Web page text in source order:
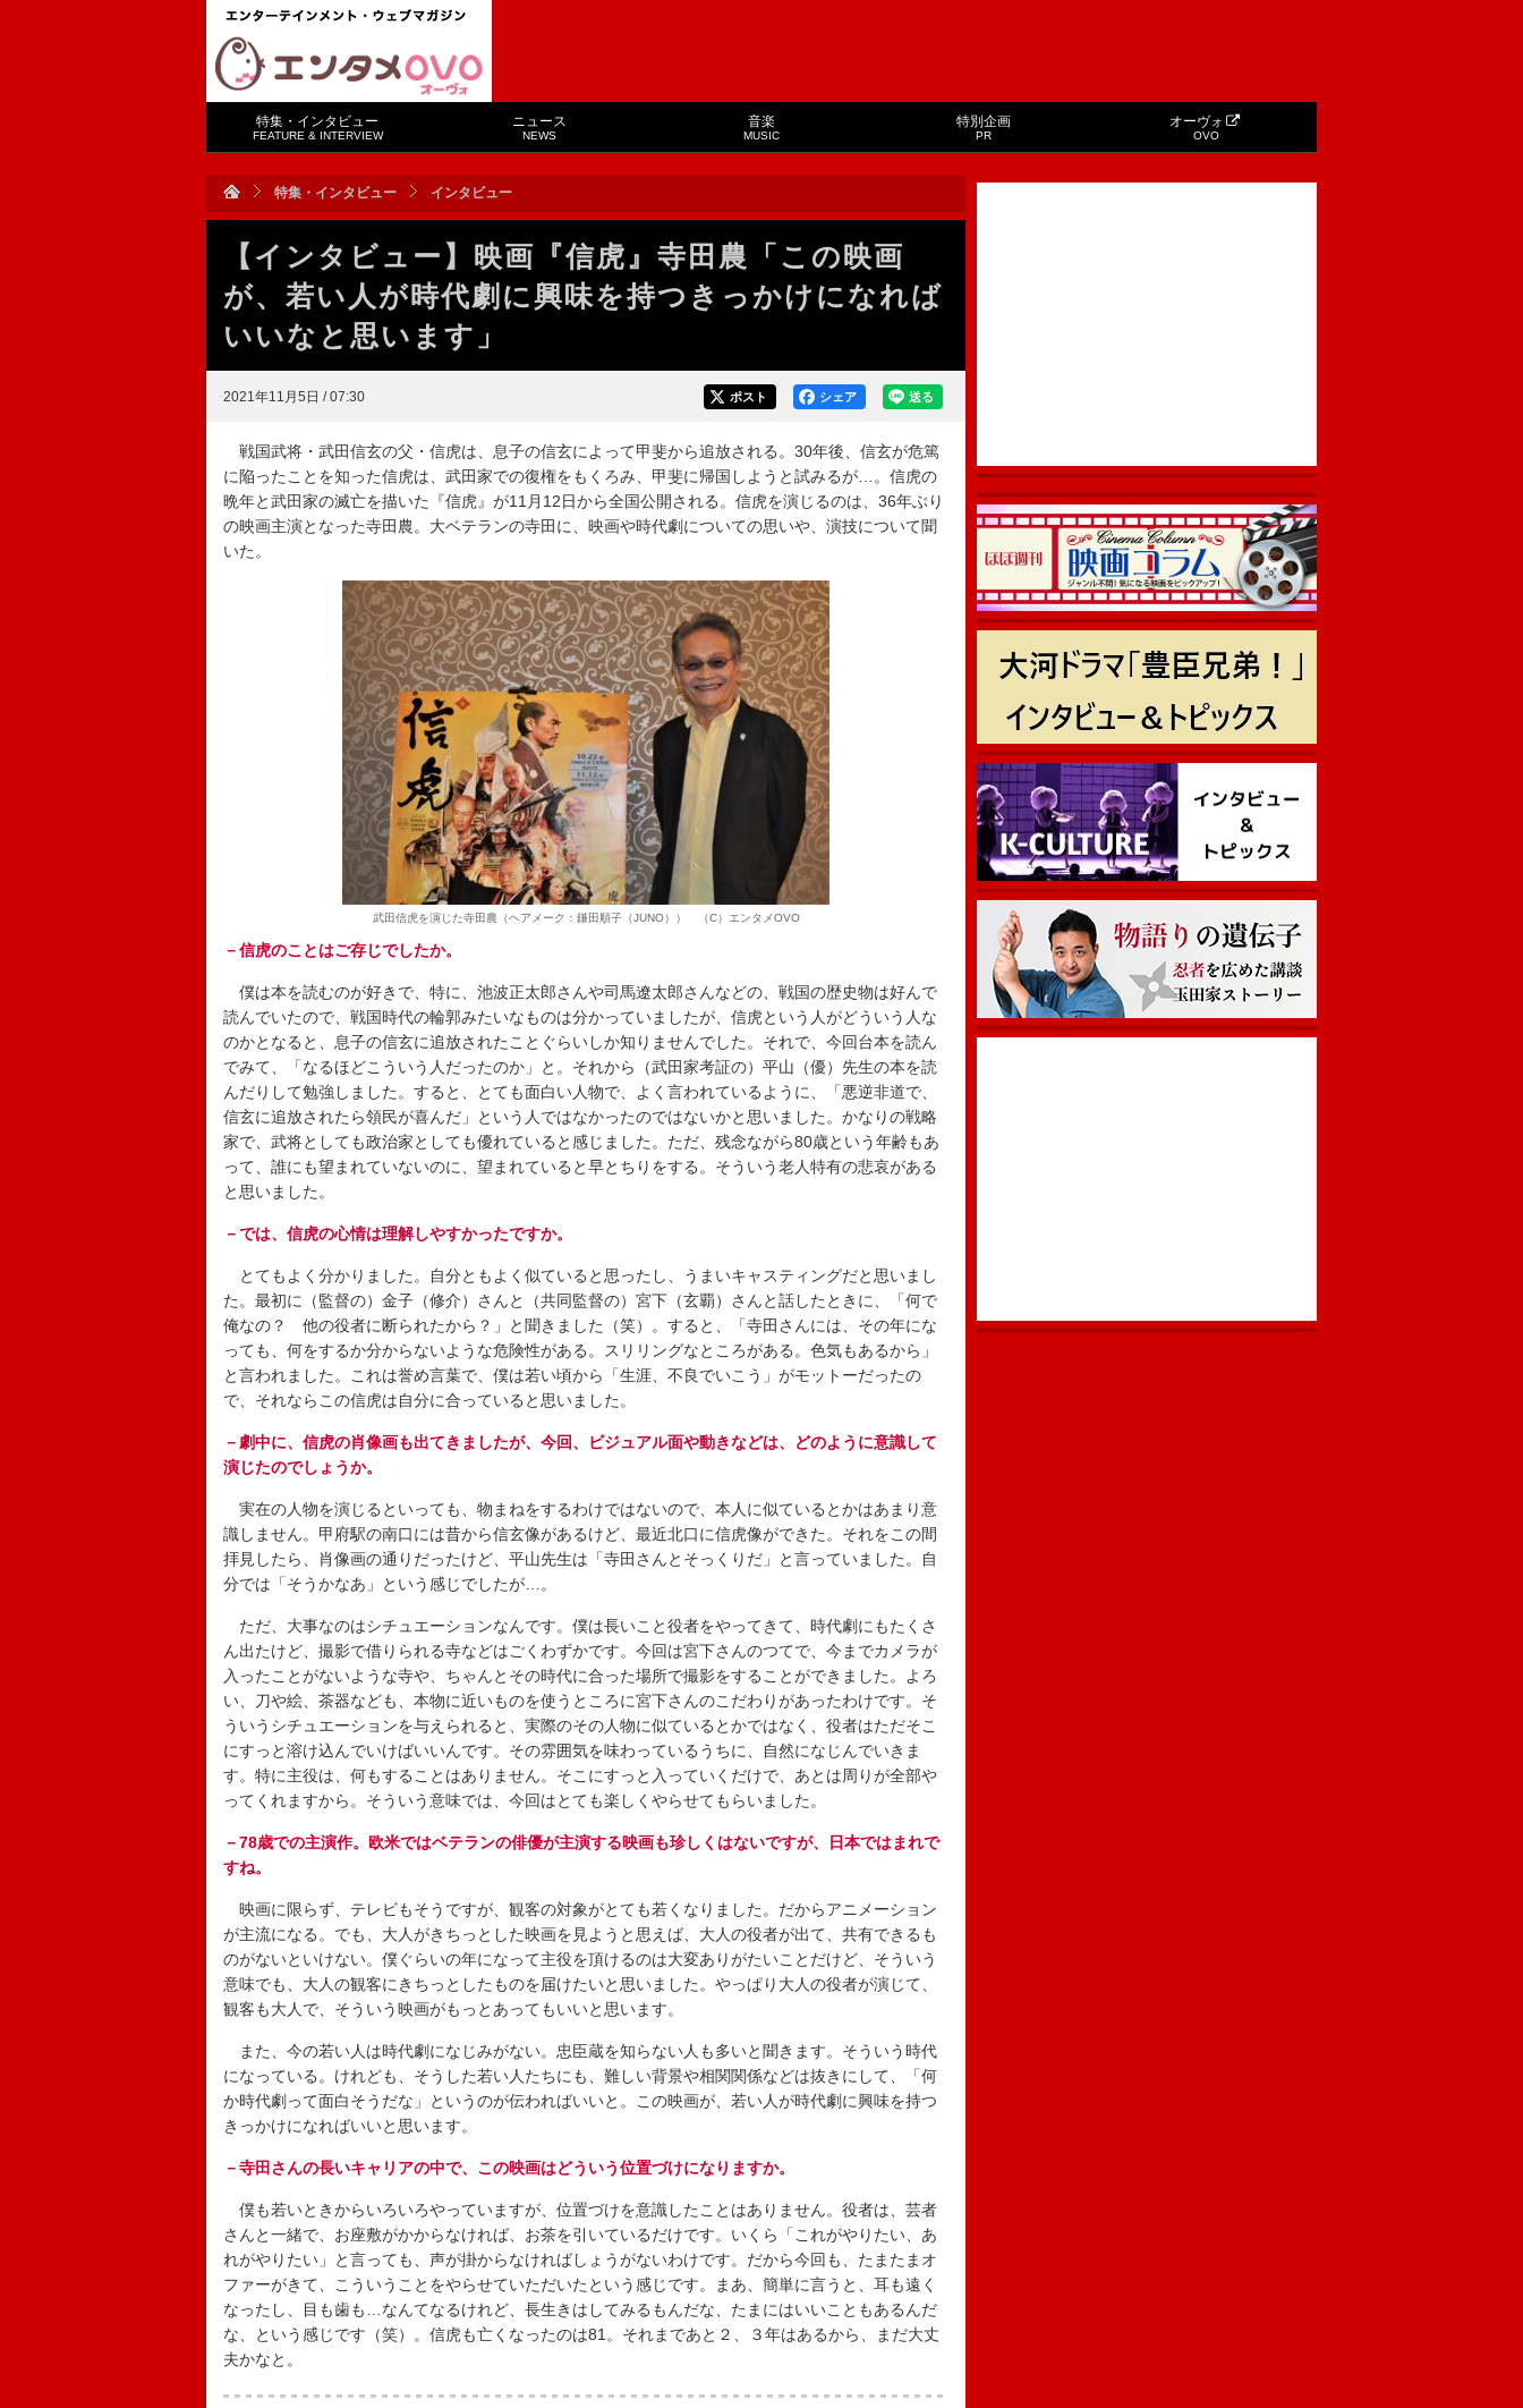
特集・インタビュー
FEATURE & INTERVIEW
ニュース
NEWS
音楽
MUSIC
特別企画
PR
オーヴォ
OVO
特集・インタビュー インタビュー
【インタビュー】映画『信虎』寺田農「この映画
が、若い人が時代劇に興味を持つきっかけになれば
いいなと思います」
2021年11月5日 / 07:30 送る
シェア
ポスト
戦国武将・武田信玄の父・信虎は、息子の信玄によって甲斐から追放される。30年後、信玄が危篤
に陥ったことを知った信虎は、武田家での復権をもくろみ、甲斐に帰国しようと試みるが…。信虎の
晩年と武田家の滅亡を描いた『信虎』が11月12日から全国公開される。信虎を演じるのは、36年ぶり
の映画主演となった寺田農。大ベテランの寺田に、映画や時代劇についての思いや、演技について聞
いた。
武田信虎を演じた寺田農（ヘアメーク：鎌田順子（JUNO）） （C）エンタメOVO
－信虎のことはご存じでしたか。
僕は本を読むのが好きで、特に、池波正太郎さんや司馬遼太郎さんなどの、戦国の歴史物は好んで
読んでいたので、戦国時代の輪郭みたいなものは分かっていましたが、信虎という人がどういう人な
のかとなると、息子の信玄に追放されたことぐらいしか知りませんでした。それで、今回台本を読ん
でみて、「なるほどこういう人だったのか」と。それから（武田家考証の）平山（優）先生の本を読
んだりして勉強しました。すると、とても面白い人物で、よく言われているように、「悪逆非道で、
信玄に追放されたら領民が喜んだ」という人ではなかったのではないかと思いました。かなりの戦略
家で、武将としても政治家としても優れていると感じました。ただ、残念ながら80歳という年齢もあ
って、誰にも望まれていないのに、望まれていると早とちりをする。そういう老人特有の悲哀がある
と思いました。
－では、信虎の心情は理解しやすかったですか。
とてもよく分かりました。自分ともよく似ていると思ったし、うまいキャスティングだと思いまし
た。最初に（監督の）金子（修介）さんと（共同監督の）宮下（玄覇）さんと話したときに、「何で
俺なの？ 他の役者に断られたから？」と聞きました（笑）。すると、「寺田さんには、その年にな
っても、何をするか分からないような危険性がある。スリリングなところがある。色気もあるから」
と言われました。これは誉め言葉で、僕は若い頃から「生涯、不良でいこう」がモットーだったの
で、それならこの信虎は自分に合っていると思いました。
－劇中に、信虎の肖像画も出てきましたが、今回、ビジュアル面や動きなどは、どのように意識して
演じたのでしょうか。
実在の人物を演じるといっても、物まねをするわけではないので、本人に似ているとかはあまり意
識しません。甲府駅の南口には昔から信玄像があるけど、最近北口に信虎像ができた。それをこの間
拝見したら、肖像画の通りだったけど、平山先生は「寺田さんとそっくりだ」と言っていました。自
分では「そうかなあ」という感じでしたが…。
ただ、大事なのはシチュエーションなんです。僕は長いこと役者をやってきて、時代劇にもたくさ
ん出たけど、撮影で借りられる寺などはごくわずかです。今回は宮下さんのつてで、今までカメラが
入ったことがないような寺や、ちゃんとその時代に合った場所で撮影をすることができました。よろ
い、刀や絵、茶器なども、本物に近いものを使うところに宮下さんのこだわりがあったわけです。そ
ういうシチュエーションを与えられると、実際のその人物に似ているとかではなく、役者はただそこ
にすっと溶け込んでいけばいいんです。その雰囲気を味わっているうちに、自然になじんでいきま
す。特に主役は、何もすることはありません。そこにすっと入っていくだけで、あとは周りが全部や
ってくれますから。そういう意味では、今回はとても楽しくやらせてもらいました。
－78歳での主演作。欧米ではベテランの俳優が主演する映画も珍しくはないですが、日本ではまれで
すね。
映画に限らず、テレビもそうですが、観客の対象がとても若くなりました。だからアニメーション
が主流になる。でも、大人がきちっとした映画を見ようと思えば、大人の役者が出て、共有できるも
のがないといけない。僕ぐらいの年になって主役を頂けるのは大変ありがたいことだけど、そういう
意味でも、大人の観客にきちっとしたものを届けたいと思いました。やっぱり大人の役者が演じて、
観客も大人で、そういう映画がもっとあってもいいと思います。
また、今の若い人は時代劇になじみがない。忠臣蔵を知らない人も多いと聞きます。そういう時代
になっている。けれども、そうした若い人たちにも、難しい背景や相関関係などは抜きにして、「何
か時代劇って面白そうだな」というのが伝わればいいと。この映画が、若い人が時代劇に興味を持つ
きっかけになればいいと思います。
－寺田さんの長いキャリアの中で、この映画はどういう位置づけになりますか。
僕も若いときからいろいろやっていますが、位置づけを意識したことはありません。役者は、芸者
さんと一緒で、お座敷がかからなければ、お茶を引いているだけです。いくら「これがやりたい、あ
れがやりたい」と言っても、声が掛からなければしょうがないわけです。だから今回も、たまたまオ
ファーがきて、こういうことをやらせていただいたという感じです。まあ、簡単に言うと、耳も遠く
なったし、目も歯も…なんてなるけれど、長生きはしてみるもんだな、たまにはいいこともあるんだ
な、という感じです（笑）。信虎も亡くなったのは81。それまであと２、３年はあるから、まだ大丈
夫かなと。